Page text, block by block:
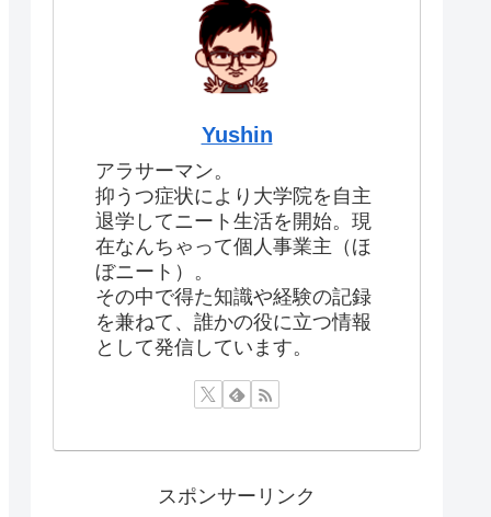
Yushin
アラサーマン。
抑うつ症状により大学院を自主
退学してニート生活を開始。現
在なんちゃって個人事業主（ほ
ぼニート）。
その中で得た知識や経験の記録
を兼ねて、誰かの役に立つ情報
として発信しています。
スポンサーリンク